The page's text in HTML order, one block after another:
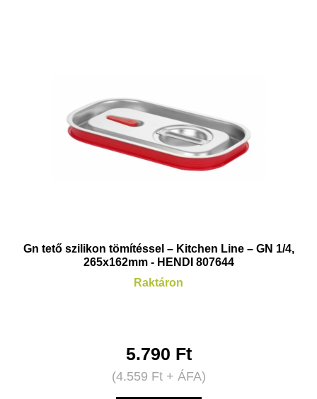
Gn tető szilikon tömítéssel – Kitchen Line – GN 1/4,
265x162mm - HENDI 807644
Raktáron
5.790 Ft
(4.559 Ft+ ÁFA)